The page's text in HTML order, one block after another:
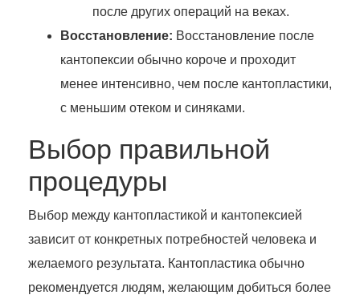
после других операций на веках.
Восстановление: Восстановление после
кантопексии обычно короче и проходит
менее интенсивно, чем после кантопластики,
с меньшим отеком и синяками.
Выбор правильной
процедуры
Выбор между кантопластикой и кантопексией
зависит от конкретных потребностей человека и
желаемого результата. Кантопластика обычно
рекомендуется людям, желающим добиться более